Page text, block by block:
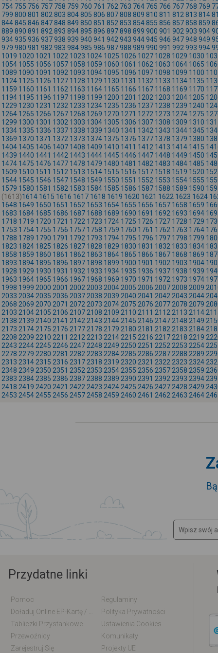
754 755 756 757 758 759 760 761 762 763 764 765 766 767 768 769
799 800 801 802 803 804805 806 807808 809 810 811 812 813 814
844845 846 847848 849 850 851 852 853 854855 856 857858 859
889 890 891 892 893 894895 896 897898 899 900 901 902 903 904
934935 936 937938 939 940 941 942 943 944945 946 947948 949
979 980 981 982 983 984985 986 987988 989 990 991 992 993 994
1019 1020 1021 1022 1023 1024 1025 1026 1027 1028 1029 1030
1054 1055 1056 1057 1058 1059 1060 1061 1062 1063 1064 1065
1089 1090 1091 1092 1093 1094 1095 1096 1097 1098 1099 1100
1124 1125 1126 1127 1128 1129 1130 1131 1132 1133 1134 1135
1159 1160 1161 1162 1163 1164 1165 1166 1167 1168 1169 1170
1194 1195 1196 1197 1198 1199 1200 1201 1202 1203 1204 1205
1229 1230 1231 1232 1233 1234 1235 1236 1237 1238 1239 1240
1264 1265 1266 1267 1268 1269 1270 1271 1272 1273 1274 1275
1299 1300 1301 1302 1303 1304 1305 1306 1307 1308 1309 1310
1334 1335 1336 1337 1338 1339 1340 1341 1342 1343 1344 1345
1369 1370 1371 1372 1373 1374 1375 1376 1377 1378 1379 1380
1404 1405 1406 1407 1408 1409 1410 1411 1412 1413 1414 1415
1439 1440 1441 1442 1443 1444 1445 1446 1447 1448 1449 1450
1474 1475 1476 1477 1478 1479 1480 1481 1482 1483 1484 1485
1509 1510 1511 1512 1513 1514 1515 1516 1517 1518 1519 1520
1544 1545 1546 1547 1548 1549 1550 1551 1552 1553 1554 1555
1579 1580 1581 1582 1583 1584 1585 1586 1587 1588 1589 1590
(1613)1614 1615 1616 1617 1618 1619 1620 1621 1622 1623 1624
1648 1649 1650 1651 1652 1653 1654 1655 1656 1657 1658 1659
1683 1684 1685 1686 1687 1688 1689 1690 1691 1692 1693 1694
1718 1719 1720 1721 1722 1723 1724 1725 1726 1727 1728 1729
1753 1754 1755 1756 1757 1758 1759 1760 1761 1762 1763 1764
1788 1789 1790 1791 1792 1793 1794 1795 1796 1797 1798 1799
1823 1824 1825 1826 1827 1828 1829 1830 1831 1832 1833 1834
1858 1859 1860 1861 1862 1863 1864 1865 1866 1867 1868 1869
1893 1894 1895 1896 1897 1898 1899 1900 1901 1902 1903 1904
1928 1929 1930 1931 1932 1933 1934 1935 1936 1937 1938 1939
1963 1964 1965 1966 1967 1968 1969 1970 1971 1972 1973 1974
1998 1999 2000 2001 2002 2003 2004 2005 2006 2007 2008 2009
2033 2034 2035 2036 2037 2038 2039 2040 2041 2042 2043 2044
2068 2069 2070 2071 2072 2073 2074 2075 2076 2077 2078 2079
2103 2104 2105 2106 2107 2108 2109 2110 2111 2112 2113 2114
2138 2139 2140 2141 2142 2143 2144 2145 2146 2147 2148 2149
2173 2174 2175 2176 2177 2178 2179 2180 2181 2182 2183 2184
2208 2209 2210 2211 2212 2213 2214 2215 2216 2217 2218 2219
2243 2244 2245 2246 2247 2248 2249 2250 2251 2252 2253 2254
2278 2279 2280 2281 2282 2283 2284 2285 2286 2287 2288 2289
2313 2314 2315 2316 2317 2318 2319 2320 2321 2322 2323 2324
2348 2349 2350 2351 2352 2353 2354 2355 2356 2357 2358 2359
2383 2384 2385 2386 2387 2388 2389 2390 2391 2392 2393 2394
2418 2419 2420 2421 2422 2423 2424 2425 2426 2427 2428 2429
2453 2454 2455 2456 2457 2458 2459 2460 2461 2462 2463 2464
Przydatne linki
Pomoc
Regulaminy
Polityka Prywatności
Tabliczki Przystankowe
Ustawienia Cookies
Przewoźnicy
Komunikaty
Zarejestruj Się
Projekty UE